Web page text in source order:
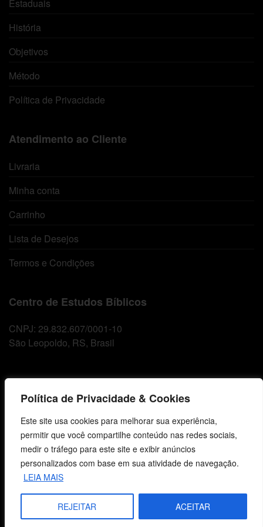
Política de Privacidade & Cookies
Este site usa cookies para melhorar sua experiência,
permitir que você compartilhe conteúdo nas redes sociais,
medir o tráfego para este site e exibir anúncios
personalizados com base em sua atividade de navegação.
LEIA MAIS
REJEITAR ACEITAR
Estaduais
História
Objetivos
Método
Política de Privacidade
Atendimento ao Cliente
Livraria
Minha conta
Carrinho
Lista de Desejos
Termos e Condições
Centro de Estudos Bíblicos
CNPJ: 29.832.607/0001-10
São Leopoldo, RS, Brasil
vendas@cebi.org.br
comunicacao@cebi.org.br
WhatsApp / Vendas
+55 (51) 99734-4518
WhatsApp / Comunicação
+55 (51) 99799-3041